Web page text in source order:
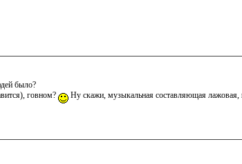
было?
говном?
Ну скажи, музыкальная составляющая